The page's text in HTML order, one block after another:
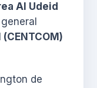
Al Udeid
de